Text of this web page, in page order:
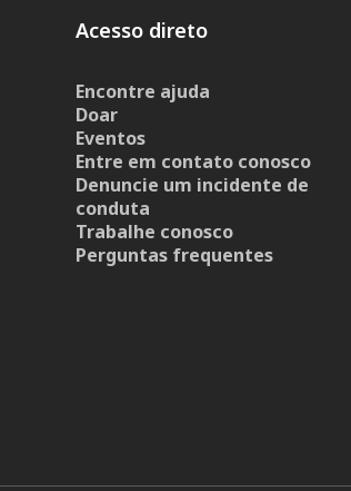
Acesso direto
Encontre ajuda
Doar
Eventos
Entre em contato conosco
Denuncie um incidente de
conduta
Trabalhe conosco
Perguntas frequentes